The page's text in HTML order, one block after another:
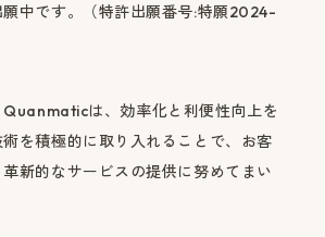
中です。（特許出願番号:特願2024-
は、効率化と利便性向上を
を積極的に取り入れることで、お客
新的なサービスの提供に努めてまい